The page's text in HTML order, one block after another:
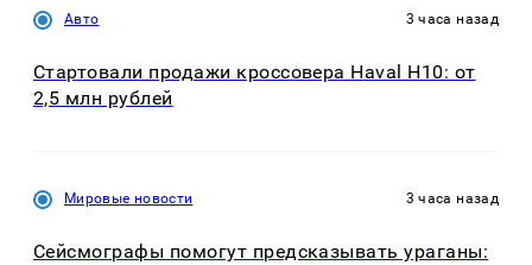
Авто 3 часа назад
Стартовали продажи кроссовера Haval H10: от
2,5 млн рублей
Мировые новости 3 часа назад
Сейсмографы помогут предсказывать ураганы: